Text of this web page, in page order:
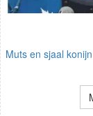
Muts en sjaal konijn